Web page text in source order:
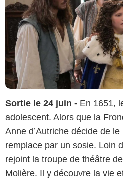
Sortie le 24 juin - En 1651,
adolescent. Alors que la
Anne d’Autriche décide de le
remplace par un sosie. Loin
rejoint la troupe de théâtre
Molière. Il y découvre la vie